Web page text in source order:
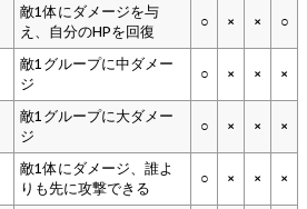
敵1体にダメージを与
え、自分のHPを回復
○ × × ○
敵1グループに中ダメー
ジ
○ × × ×
敵1グループに大ダメー
ジ
○ × × ×
敵1体にダメージ、誰よ
りも先に攻撃できる
○ × × ×